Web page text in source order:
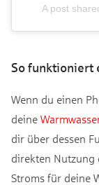
A post
So funktioniert
Wenn du einen
deine
dir über dessen
direkten Nutzung
Stroms für deine